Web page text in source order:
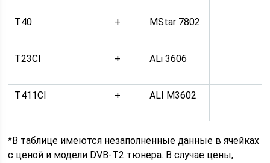
T40 + MStar 7802
T23CI + ALi 3606
T411CI + ALI M3602
*В таблице имеются незаполненные данные в ячейках
с ценой и модели DVB-T2 тюнера. В случае цены,